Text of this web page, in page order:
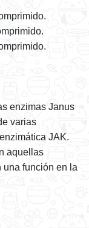
enzimas Janus
varias
JAK.
aquellas
una función en la